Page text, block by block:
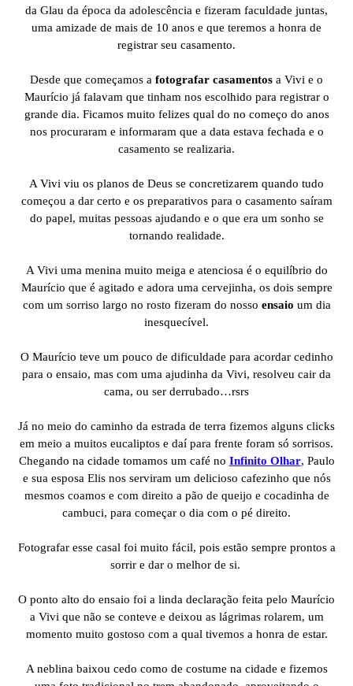
da Glau da época da adolescência e fizeram faculdade juntas,
uma amizade de mais de 10 anos e que teremos a honra de
registrar seu casamento.
Desde que começamos a fotografar casamentos a Vivi e o
Maurício já falavam que tinham nos escolhido para registrar o
grande dia. Ficamos muito felizes qual do no começo do anos
nos procuraram e informaram que a data estava fechada e o
casamento se realizaria.
A Vivi viu os planos de Deus se concretizarem quando tudo
começou a dar certo e os preparativos para o casamento saíram
do papel, muitas pessoas ajudando e o que era um sonho se
tornando realidade.
A Vivi uma menina muito meiga e atenciosa é o equilíbrio do
Maurício que é agitado e adora uma cervejinha, os dois sempre
com um sorriso largo no rosto fizeram do nosso ensaio um dia
inesquecível.
O Maurício teve um pouco de dificuldade para acordar cedinho
para o ensaio, mas com uma ajudinha da Vivi, resolveu cair da
cama, ou ser derrubado…rsrs
Já no meio do caminho da estrada de terra fizemos alguns clicks
em meio a muitos eucaliptos e daí para frente foram só sorrisos.
Chegando na cidade tomamos um café no Infinito Olhar, Paulo
e sua esposa Elis nos serviram um delicioso cafezinho que nós
mesmos coamos e com direito a pão de queijo e cocadinha de
cambuci, para começar o dia com o pé direito.
Fotografar esse casal foi muito fácil, pois estão sempre prontos a
sorrir e dar o melhor de si.
O ponto alto do ensaio foi a linda declaração feita pelo Maurício
a Vivi que não se conteve e deixou as lágrimas rolarem, um
momento muito gostoso com a qual tivemos a honra de estar.
A neblina baixou cedo como de costume na cidade e fizemos